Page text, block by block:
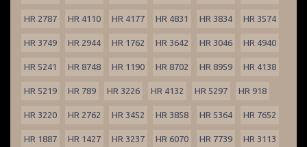
HR 2787 HR 4110 HR 4177 HR 4831 HR 3834 HR 3574
HR 3749 HR 2944 HR 1762 HR 3642 HR 3046 HR 4940
HR 5241 HR 8748 HR 1190 HR 8702 HR 8959 HR 4138
HR 5219 HR 789 HR 3226 HR 4132 HR 5297 HR 918
HR 3220 HR 2762 HR 3452 HR 3858 HR 5364 HR 7652
HR 1887 HR 1427 HR 3237 HR 6070 HR 7739 HR 3113